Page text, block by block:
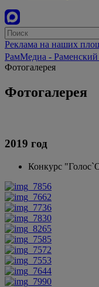
Реклама на наших
РамМедиа -
Фотогалерея
Фотогалерея
2019 год
Конкурс